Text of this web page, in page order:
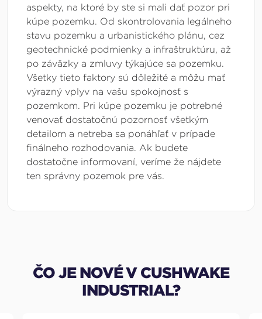
aspekty, na ktoré by ste si mali dať pozor pri
kúpe pozemku. Od skontrolovania legálneho
stavu pozemku a urbanistického plánu, cez
geotechnické podmienky a infraštruktúru, až
po záväzky a zmluvy týkajúce sa pozemku.
Všetky tieto faktory sú dôležité a môžu mať
výrazný vplyv na vašu spokojnosť s
pozemkom. Pri kúpe pozemku je potrebné
venovať dostatočnú pozornosť všetkým
detailom a netreba sa ponáhľať v prípade
finálneho rozhodovania. Ak budete
dostatočne informovaní, veríme že nájdete
ten správny pozemok pre vás.
ČO JE NOVÉ V CUSHWAKE
INDUSTRIAL?